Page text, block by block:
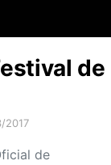
de
2017
de